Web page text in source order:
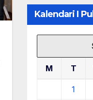
Kalendari I
M T
1